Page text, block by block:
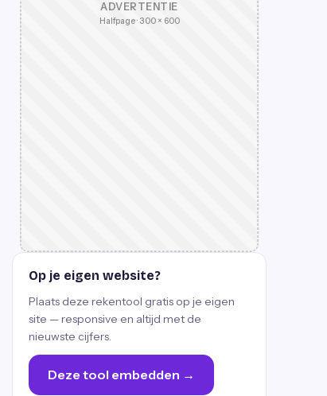
ADVERTENTIE
Halfpage · 300 × 600
Op je eigen website?
Plaats deze rekentool gratis op je eigen
site — responsive en altijd met de
nieuwste cijfers.
Deze tool embedden →